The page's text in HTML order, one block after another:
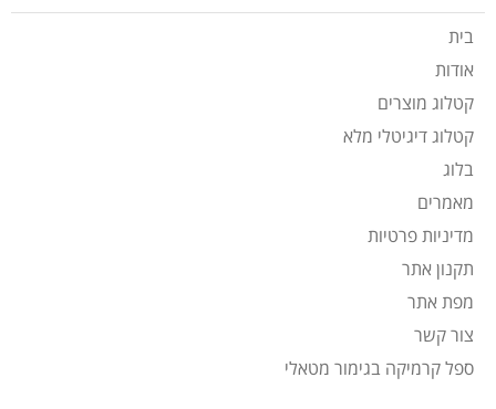
בית
אודות
קטלוג מוצרים
קטלוג דיגיטלי מלא
בלוג
מאמרים
מדיניות פרטיות
תקנון אתר
מפת אתר
צור קשר
ספל קרמיקה בגימור מטאלי